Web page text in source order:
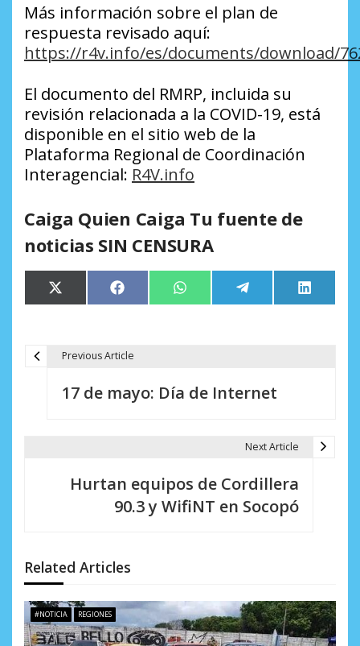
Más información sobre el plan de
respuesta revisado aquí:
https://r4v.info/es/documents/download/
El documento del RMRP, incluida su
revisión relacionada a la COVID-19, está
disponible en el sitio web de la
Plataforma Regional de Coordinación
Interagencial: R4V.info
Caiga Quien Caiga Tu fuente de
noticias SIN CENSURA
Compartir
en
X
(Twitter)
Compartir
en
Facebook Compartir
en
WhatsApp Compartir
en
Telegram
en
LinkedIn
i
ó
n
Previous Article
17 de mayo: Día de Internet
Next Article
Hurtan equipos de Cordillera
90.3 y WifiNT en Socopó
Related Articles
#NOTICIA REGIONES